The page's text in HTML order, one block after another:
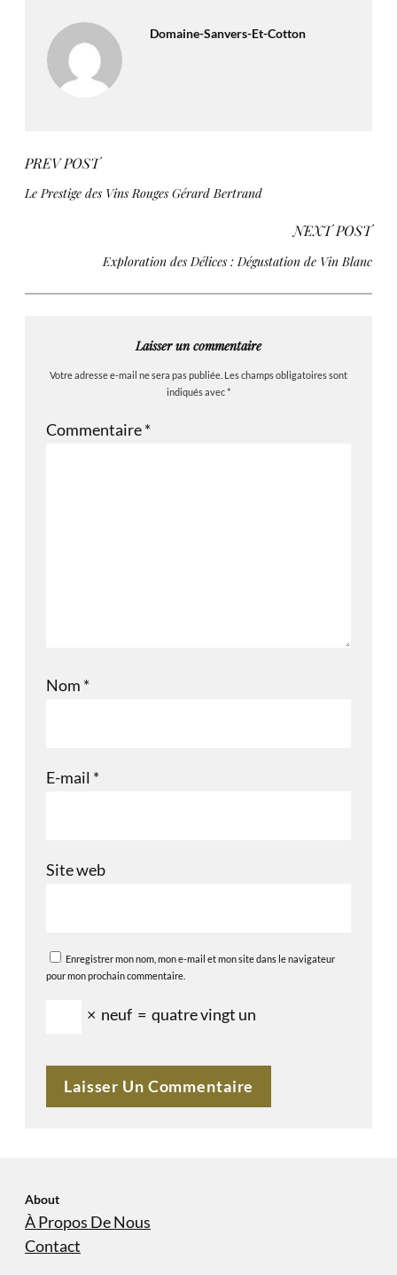
Domaine-Sanvers-Et-Cotton
PREV POST
Le Prestige des Vins Rouges Gérard Bertrand
NEXT POST
Exploration des Délices : Dégustation de Vin Blanc
Laisser un commentaire
Votre adresse e-mail ne sera pas publiée. Les champs obligatoires sont
indiqués avec*
Commentaire*
Nom *
E-mail *
Site web
Enregistrer mon nom, mon e-mail et mon site dans le navigateur
pour mon prochain commentaire.
× neuf = quatre vingt un
About
À Propos De Nous
Contact